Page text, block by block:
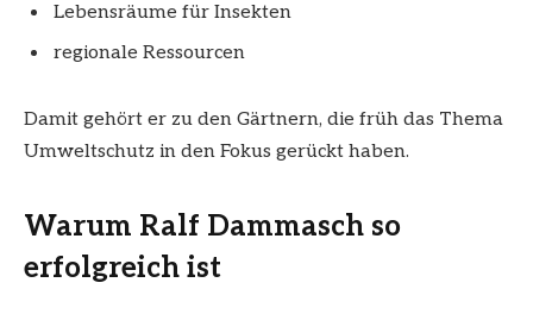
Lebensräume für Insekten
regionale Ressourcen
Damit gehört er zu den Gärtnern, die früh das Thema
Umweltschutz in den Fokus gerückt haben.
Warum Ralf Dammasch so
erfolgreich ist